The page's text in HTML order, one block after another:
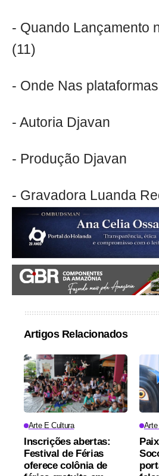
- Quando Lançamento
(11)
- Onde Nas
- Autoria Djavan
- Produção Djavan
- Gravadora Luanda
Artigos Relacionados
Arte E Cultura
Inscrições abertas:
Festival de Férias
oferece colônia de
Arte